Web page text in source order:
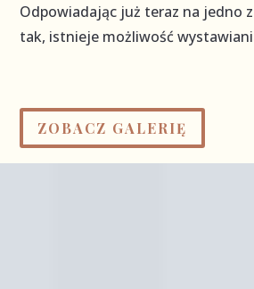
Odpowiadając już teraz na jedno
tak, istnieje możliwość
ZOBACZ GALERIĘ